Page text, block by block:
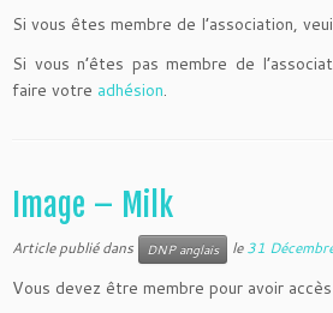
Si vous êtes membre de l’association,
Si vous n’êtes pas membre de
faire votre adhésion.
Image – Milk
Article publié dans DNP anglais le31
Vous devez être membre pour avoir